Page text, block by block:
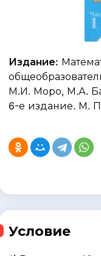
Издание:
М.И. Моро, М.А.
6-е издание. М.
Условие